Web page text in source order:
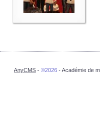
AnyCMS - ©2026 - Académie de